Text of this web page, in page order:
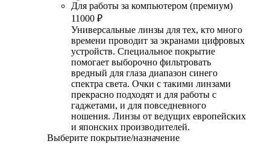
Для работы за компьютером (премиум)
11000 ₽
Универсальные линзы для тех, кто много
времени проводит за экранами цифровых
устройств. Специальное покрытие
помогает выборочно фильтровать
вредный для глаза диапазон синего
спектра света. Очки с такими линзами
прекрасно подходят и для работы с
гаджетами, и для повседневного
ношения. Линзы от ведущих европейских
и японских производителей.
Выберите покрытие/назначение